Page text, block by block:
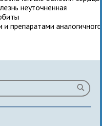
неуточненная
препаратами